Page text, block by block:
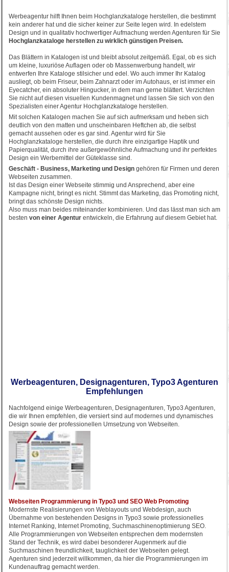
Werbeagentur hilft Ihnen beim Hochglanzkataloge herstellen, die bestimmt
kein anderer hat und die sicher keiner zur Seite legen wird. In edelstem
Design und in qualitativ hochwertiger Aufmachung werden Agenturen für Sie
Hochglanzkataloge herstellen zu wirklich günstigen Preisen.
Das Blättern in Katalogen ist und bleibt absolut zeitgemäß. Egal, ob es sich
um kleine, luxuriöse Auflagen oder ob Massenwerbung handelt, wir
entwerfen Ihre Kataloge stilsicher und edel. Wo auch immer Ihr Katalog
ausliegt, ob beim Friseur, beim Zahnarzt oder im Autohaus, er ist immer ein
Eyecatcher, ein absoluter Hingucker, in dem man gerne blättert. Verzichten
Sie nicht auf diesen visuellen Kundenmagnet und lassen Sie sich von den
Spezialisten einer Agentur Hochglanzkataloge herstellen.
Mit solchen Katalogen machen Sie auf sich aufmerksam und heben sich
deutlich von den matten und unscheinbaren Heftchen ab, die selbst
gemacht aussehen oder es gar sind. Agentur wird für Sie
Hochglanzkataloge herstellen, die durch ihre einzigartige Haptik und
Papierqualität, durch ihre außergewöhnliche Aufmachung und ihr perfektes
Design ein Werbemittel der Güteklasse sind.
Geschäft - Business, Marketing und Design gehören für Firmen und deren
Webseiten zusammen.
Ist das Design einer Webseite stimmig und Ansprechend, aber eine
Kampagne nicht, bringt es nicht. Stimmt das Marketing, das Promoting nicht,
bringt das schönste Design nichts.
Also muss man beides miteinander kombinieren. Und das lässt man sich am
besten von einer Agentur entwickeln, die Erfahrung auf diesem Gebiet hat.
Werbeagenturen, Designagenturen, Typo3 Agenturen
Empfehlungen
Nachfolgend einige Werbeagenturen, Designagenturen, Typo3 Agenturen,
die wir Ihnen empfehlen, die versiert sind auf modernes und dynamisches
Design sowie der professionellen Umsetzung von Webseiten.
Webseiten Programmierung in Typo3 und SEO Web Promoting
Modernste Realisierungen von Weblayouts und Webdesign, auch
Übernahme von bestehenden Designs in Typo3 sowie professionelles
Internet Ranking, Internet Promoting, Suchmaschinenoptimierung SEO.
Alle Programmierungen von Webseiten entsprechen dem modernsten
Stand der Technik, es wird dabei besonderer Augenmerk auf die
Suchmaschinen freundlichkeit, tauglichkeit der Webseiten gelegt.
Agenturen sind jederzeit willkommen, da hier die Programmierungen im
Kundenauftrag gemacht werden.